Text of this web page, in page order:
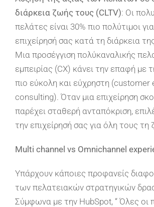
διάρκεια ζωής τους (CLTV): Οι
πελάτες είναι 30% πιο πολύτιμοι
επιχείρησή σας κατά τη διάρκεια
Μια προσέγγιση πολύκαναλικής
εμπειρίας (CX) κάνει την επαφή με
πιο εύκολη και εύχρηστη (customer
consulting). Όταν μια επιχείρηση
παρέχει σταθερή ανταπόκριση,
την επιχείρησή σας για όλη τους τη
Multi channel vs Omnichannel
Υπάρχουν κάποιες προφανείς
των πελατειακών στρατηγικών
Σύμφωνα με την HubSpot, “ Όλες οι